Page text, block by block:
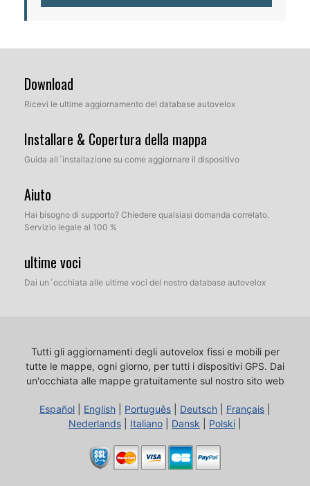
Download
Ricevi le ultime aggiornamento del database autovelox
Installare & Copertura della mappa
Guida all´installazione su come aggiornare il dispositivo
Aiuto
Hai bisogno di supporto? Chiedere qualsiasi domanda correlato.
Servizio legale al 100 %
ultime voci
Dai un´occhiata alle ultime voci del nostro database autovelox
Tutti gli aggiornamenti degli autovelox fissi e mobili per
tutte le mappe, ogni giorno, per tutti i dispositivi GPS. Dai
un'occhiata alle mappe gratuitamente sul nostro sito web
Español English Português Deutsch Français
Nederlands
Italiano Dansk Polski